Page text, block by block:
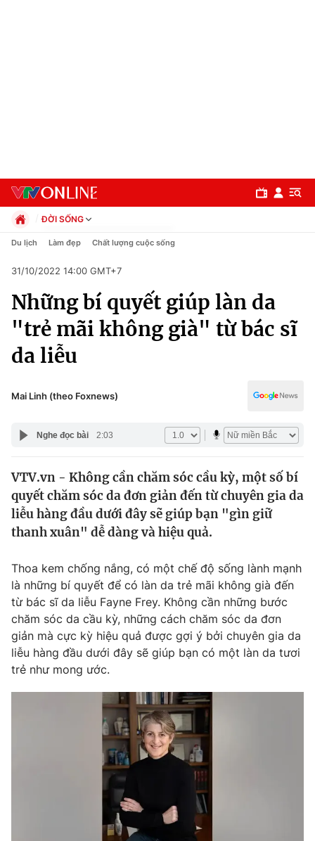
Chuyên mục
Chính trị
Xã hội
Pháp luật
Y tế
Thế giới
Tin tức
Thế giới đó đây
Câu chuyện quốc tế
Kinh tế
Thị trường
Góc doanh nghiệp
Dữ liệu và đời sống
Truyền hình
Phim VTV
Hậu trường
Nhân vật
Giải trí
Điện ảnh
Chất lượng cuộc sống
Hitech Công nghệ tương lai
Giao lưu trực tuyến
ĐỜI SỐNG
Chính trị
Pháp luật
Kinh tế
Thể thao
Truyền hình
Văn hóa - Giải trí
Công nghệ
Du lịch Làm đẹp Chất lượng cuộc sống
31/10/2022 14:00 GMT+7
Những bí quyết giúp làn da
"trẻ mãi không già" từ bác sĩ
da liễu
Mai Linh (theo Foxnews)
Nghe đọc bài 2:03
VTV.vn - Không cần chăm sóc cầu kỳ, một số bí
quyết chăm sóc da đơn giản đến từ chuyên gia da
liễu hàng đầu dưới đây sẽ giúp bạn "gìn giữ
thanh xuân" dễ dàng và hiệu quả.
Thoa kem chống nắng, có một chế độ sống lành mạnh
là những bí quyết để có làn da trẻ mãi không già đến
từ bác sĩ da liễu Fayne Frey. Không cần những bước
chăm sóc da cầu kỳ, những cách chăm sóc da đơn
giản mà cực kỳ hiệu quả được gợi ý bởi chuyên gia da
liễu hàng đầu dưới đây sẽ giúp bạn có một làn da tươi
trẻ như mong ước.